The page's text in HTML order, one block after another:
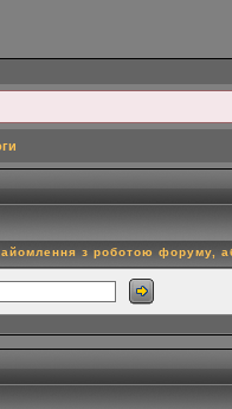
з роботою форуму,